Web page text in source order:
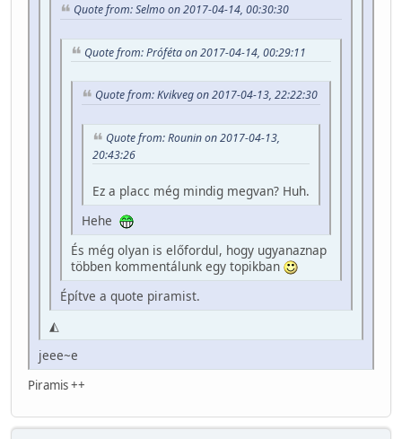
Quote from: Selmo on 2017-04-14, 00:30:30
Quote from: Próféta on 2017-04-14, 00:29:11
Quote from: Kvikveg on 2017-04-13, 22:22:30
Quote from: Rounin on 2017-04-13,
20:43:26
Ez a placc még mindig megvan? Huh.
Hehe
És még olyan is előfordul, hogy ugyanaznap
többen kommentálunk egy topikban
Építve a quote piramist.
◭
jeee~e
Piramis ++